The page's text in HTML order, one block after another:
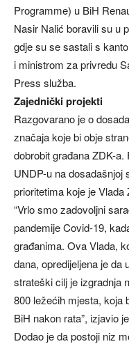
Programme) u BiH
Nasir Nalić boravili su u
gdje su se sastali s
i ministrom za privredu
Press služba.
Zajednički projekti
Razgovarano je o
značaja koje bi obje
dobrobit građana ZDK-
UNDP-u na dosadašnjoj
prioritetima koje je Vlada
“Vrlo smo zadovoljni
pandemije Covid-19,
građanima. Ova Vlada,
dana, opredijeljena je da
strateški cilj je izgradnja
800 ležećih mjesta, koja
BiH nakon rata”, izjavio
Dodao je da postoji niz